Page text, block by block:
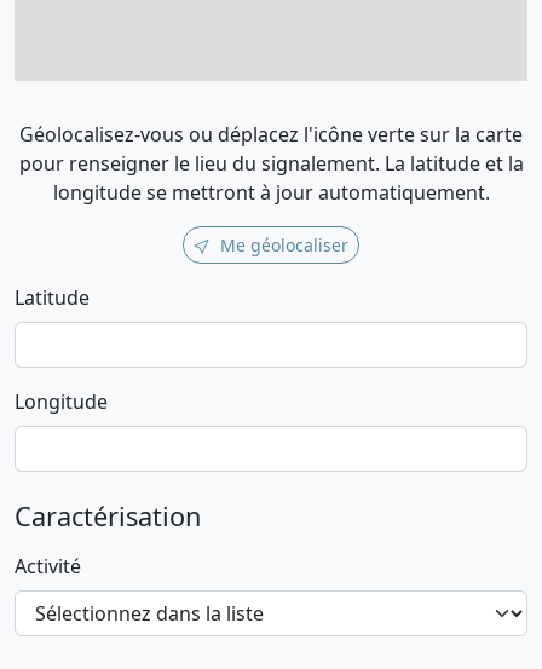
Géolocalisez-vous ou déplacez l'icône verte sur la carte
pour renseigner le lieu du signalement. La latitude et la
longitude se mettront à jour automatiquement.
Me géolocaliser
Latitude
Longitude
Caractérisation
Activité